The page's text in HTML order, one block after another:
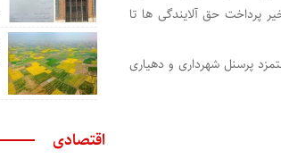
از جرایم تاخیر پرداخت حق آلایندگی ها تا
پرسنل شهرداری و دهیاری
اقتصادی